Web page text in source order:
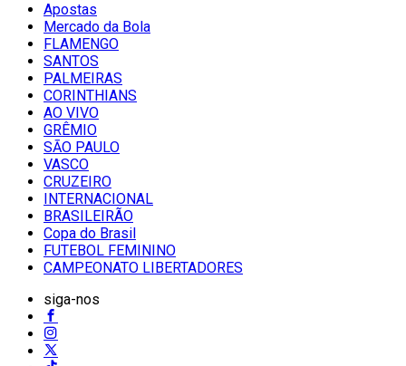
Apostas
Mercado da Bola
FLAMENGO
SANTOS
PALMEIRAS
CORINTHIANS
AO VIVO
GRÊMIO
SĀO PAULO
VASCO
CRUZEIRO
INTERNACIONAL
BRASILEIRÃO
Copa do Brasil
FUTEBOL FEMININO
CAMPEONATO LIBERTADORES
siga-nos